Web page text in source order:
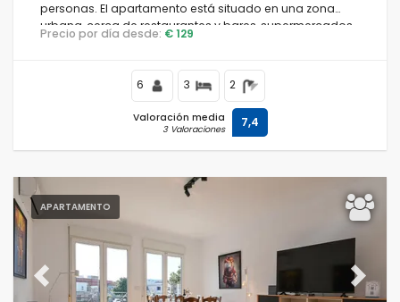
Confort
Servicios
personas. El apartamento está situado en una zona
urbana, cerca de restaurantes y bares, supermercados
y una cancha de tenis, y a 3 km de la playa de L'Estanyó.
Precio por día desde: € 129
6 3 2
Valoración media
3 Valoraciones 7,4
APARTAMENTO
Previous Next